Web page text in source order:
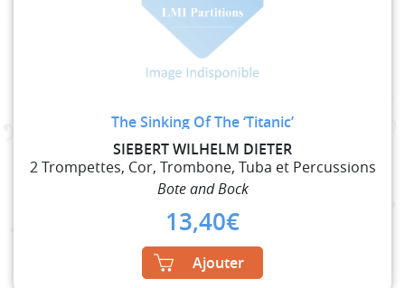
The Sinking Of The ‘Titanic’
SIEBERT WILHELM DIETER
2 Trompettes, Cor, Trombone, Tuba et Percussions
Bote and Bock
13,40€
Ajouter